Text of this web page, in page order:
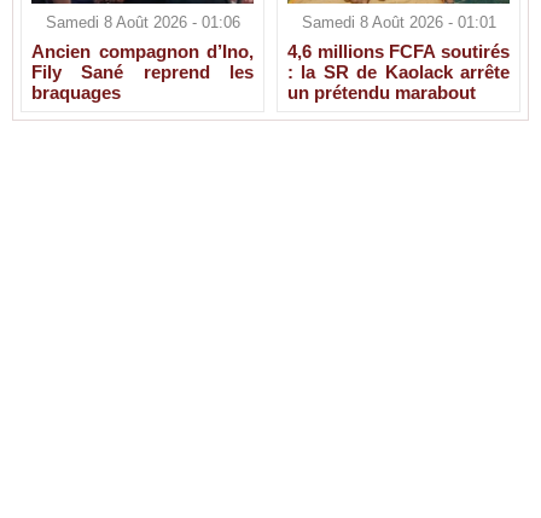
Samedi 8 Août 2026 - 01:06
Ancien compagnon d’Ino,
Fily Sané reprend les
braquages
Samedi 8 Août 2026 - 01:01
4,6 millions FCFA soutirés
: la SR de Kaolack arrête
un prétendu marabout